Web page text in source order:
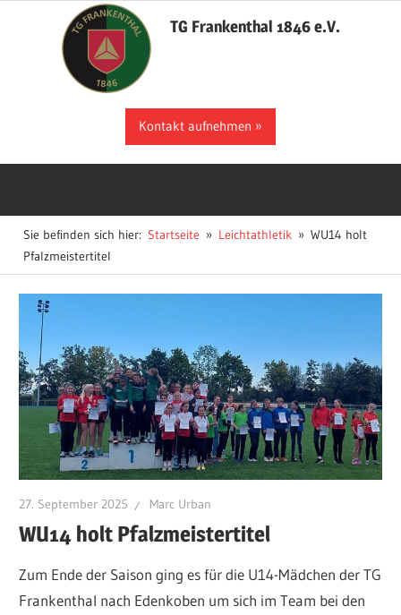
TG Frankenthal 1846 e.V.
Kontakt aufnehmen
Sie befinden sich hier: Startseite Leichtathletik
WU14 holt
Pfalzmeistertitel
27. September 2025 Marc Urban
WU14 holt Pfalzmeistertitel
Zum Ende der Saison ging es für die U14-Mädchen der TG
Frankenthal nach Edenkoben um sich im Team bei den